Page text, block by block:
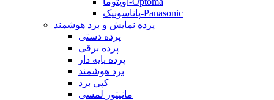
پاناسونیک-Panasonic
پرده نمایش و برد هوشمند
پرده دستی
پرده برقی
پرده پایه دار
برد هوشمند
کپی برد
مانیتور لمسی